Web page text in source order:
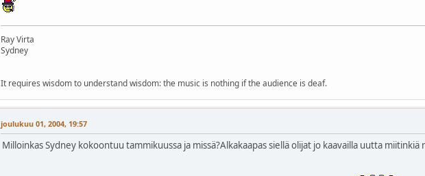
Ray Virta
Sydney
It requires wisdom to understand wisdom: the music is nothing if the audience is deaf.
joulukuu 01, 2004, 19:57
Milloinkas Sydney kokoontuu tammikuussa ja missä?Alkakaapas siellä olijat jo kaavailla uutta